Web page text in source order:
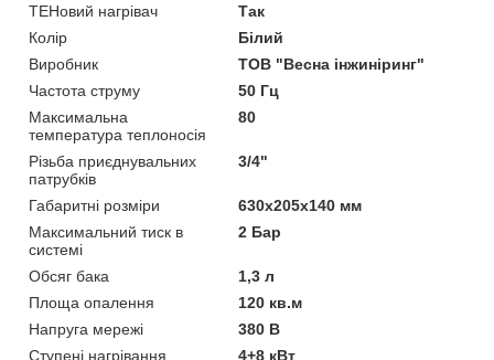
ТЕНовий нагрівач
Так
Колір
Білий
Виробник
ТОВ "Весна інжиніринг"
Частота струму
50 Гц
Максимальна
температура теплоносія
80
Різьба приєднувальних
патрубків
3/4"
Габаритні розміри
630х205х140 мм
Максимальний тиск в
системі
2 Бар
Обсяг бака
1,3 л
Площа опалення
120 кв.м
Напруга мережі
380 В
Ступені нагрівання
4+8 кВт